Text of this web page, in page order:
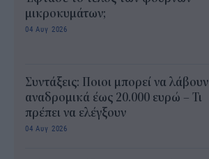
μικροκυμάτων;
04 Αυγ 2026
Συντάξεις: Ποιοι μπορεί να λάβουν
αναδρομικά έως 20.000 ευρώ – Τι
πρέπει να ελέγξουν
04 Αυγ 2026